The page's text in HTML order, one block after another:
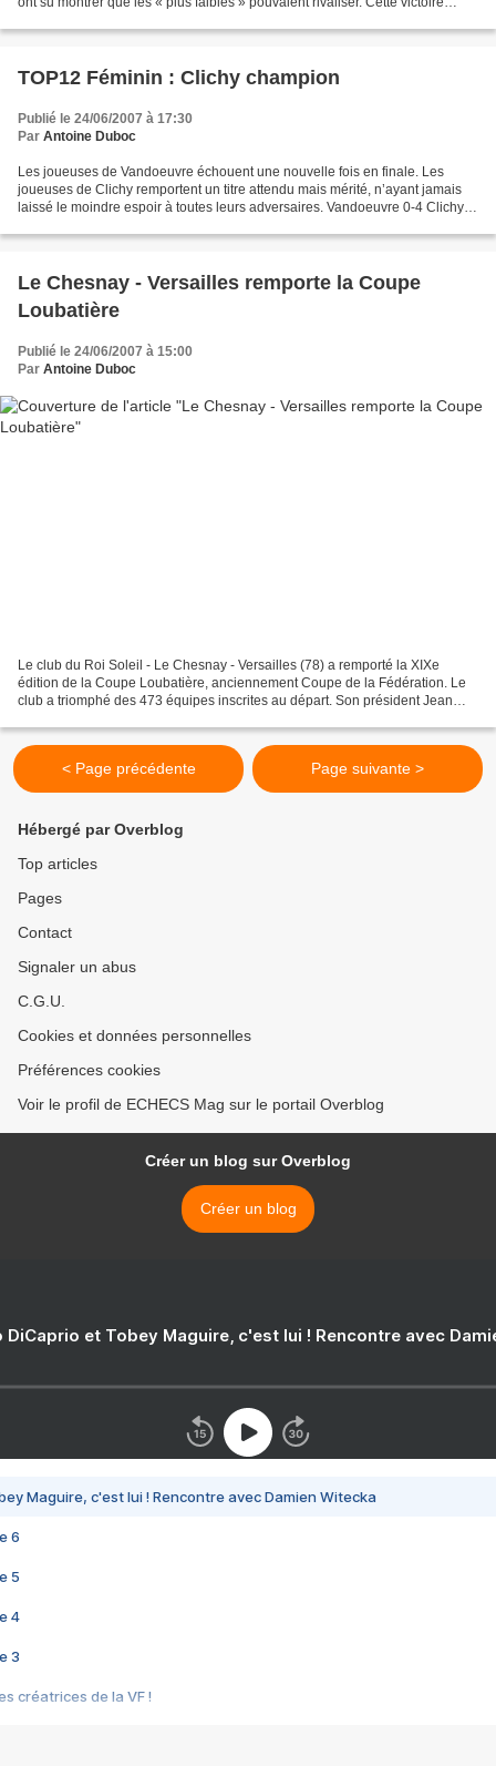
TOP12 Féminin : Clichy champion
Publié le 24/06/2007 à 17:30
Par Antoine Duboc
Les joueuses de Vandoeuvre échouent une nouvelle fois en finale. Les
joueuses de Clichy remportent un titre attendu mais mérité, n’ayant jamais
laissé le moindre espoir à toutes leurs adversaires. Vandoeuvre 0-4 Clichy
Le Chesnay - Versailles remporte la Coupe
Loubatière
Publié le 24/06/2007 à 15:00
Par Antoine Duboc
Le club du Roi Soleil - Le Chesnay - Versailles (78) a remporté la XIXe
édition de la Coupe Loubatière, anciennement Coupe de la Fédération. Le
club a triomphé des 473 équipes inscrites au départ. Son président Jean
< Page précédente Page suivante >
Hébergé par Overblog
Top articles
Pages
Contact
Signaler un abus
C.G.U.
Cookies et données personnelles
Préférences cookies
Voir le profil de ECHECS Mag sur le portail Overblog
Créer un blog sur Overblog
Créer un blog
DiCaprio et Tobey Maguire, c'est lui ! Rencontre avec
Maguire, c'est lui ! Rencontre avec Damien Witecka
6
5
4
3
créatrices de la VF !